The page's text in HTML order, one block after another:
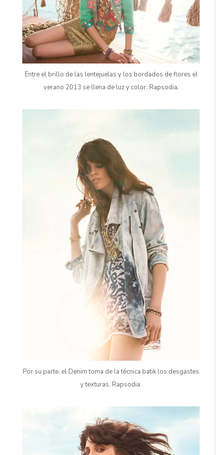
Entre el brillo de las lentejuelas y los bordados de flores el
verano 2013 se llena de luz y color. Rapsodia.
Por su parte, el Denim toma de la técnica batik los desgastes
y texturas. Rapsodia.